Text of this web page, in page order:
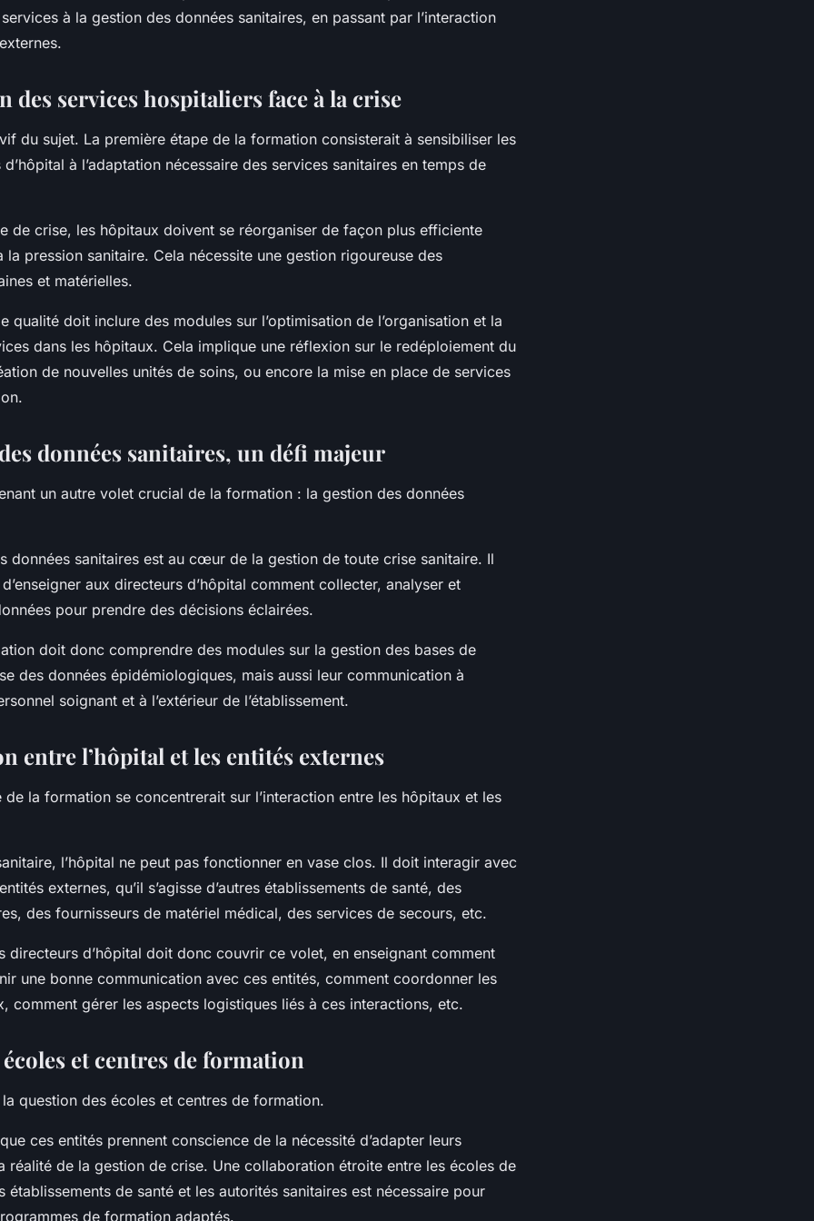
à la gestion des données sanitaires, en passant par l’interaction
des services hospitaliers face à la crise
du sujet. La première étape de la formation consisterait à sensibiliser les
à l’adaptation nécessaire des services sanitaires en temps de
de crise, les hôpitaux doivent se réorganiser de façon plus efficiente
pression sanitaire. Cela nécessite une gestion rigoureuse des
et matérielles.
qualité doit inclure des modules sur l’optimisation de l’organisation et la
dans les hôpitaux. Cela implique une réflexion sur le redéploiement du
de nouvelles unités de soins, ou encore la mise en place de services
données sanitaires, un défi majeur
un autre volet crucial de la formation : la gestion des données
données sanitaires est au cœur de la gestion de toute crise sanitaire. Il
aux directeurs d’hôpital comment collecter, analyser et
pour prendre des décisions éclairées.
doit donc comprendre des modules sur la gestion des bases de
des données épidémiologiques, mais aussi leur communication à
soignant et à l’extérieur de l’établissement.
entre l’hôpital et les entités externes
de la formation se concentrerait sur l’interaction entre les hôpitaux et les
l’hôpital ne peut pas fonctionner en vase clos. Il doit interagir avec
externes, qu’il s’agisse d’autres établissements de santé, des
des fournisseurs de matériel médical, des services de secours, etc.
directeurs d’hôpital doit donc couvrir ce volet, en enseignant comment
une bonne communication avec ces entités, comment coordonner les
comment gérer les aspects logistiques liés à ces interactions, etc.
et centres de formation
question des écoles et centres de formation.
ces entités prennent conscience de la nécessité d’adapter leurs
réalité de la gestion de crise. Une collaboration étroite entre les écoles de
établissements de santé et les autorités sanitaires est nécessaire pour
de formation adaptés.